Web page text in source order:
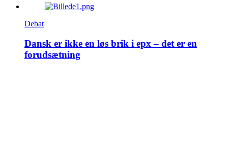
Debat
Dansk er ikke en løs brik i epx – det er en
forudsætning